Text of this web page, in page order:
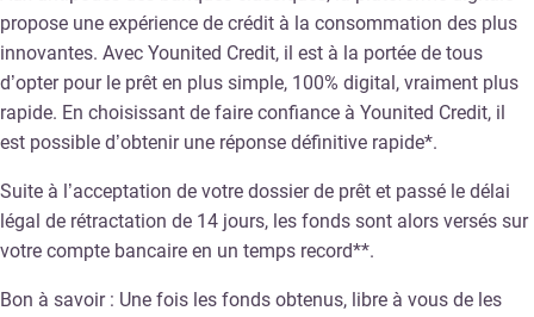
propose une expérience de crédit à la consommation des plus
innovantes. Avec Younited Credit, il est à la portée de tous
d’opter pour le prêt en plus simple, 100% digital, vraiment plus
rapide. En choisissant de faire confiance à Younited Credit, il
est possible d’obtenir une réponse définitive rapide*.
Suite à l’acceptation de votre dossier de prêt et passé le délai
légal de rétractation de 14 jours, les fonds sont alors versés sur
votre compte bancaire en un temps record**.
Bon à savoir : Une fois les fonds obtenus, libre à vous de les